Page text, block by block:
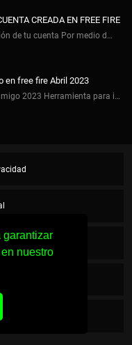
garantizar
nuestro
CREADA EN FREE FIRE
de tu cuenta Por medio d…
en free fire Abril 2023
2023 Herramienta para i…